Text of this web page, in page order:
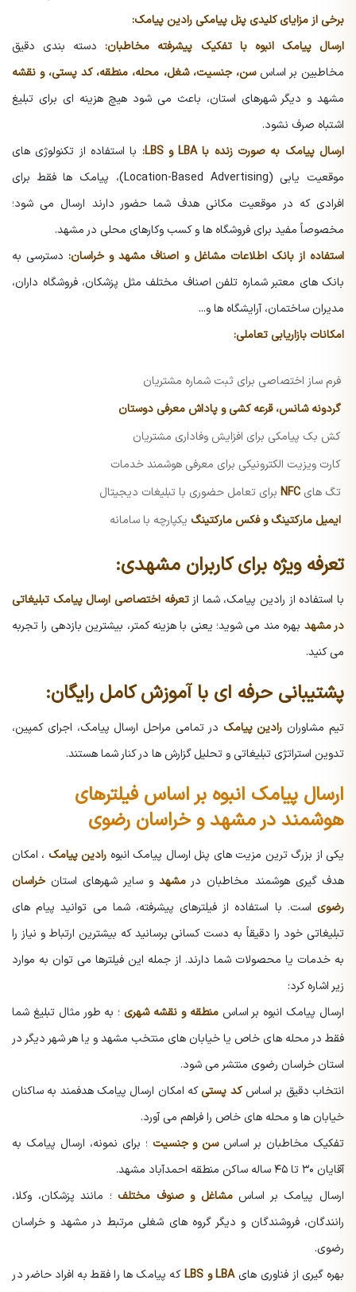
برخی از مزایای کلیدی پنل پیامکی رادین پیامک:
ارسال پیامک انبوه با تفکیک پیشرفته مخاطبان: دسته بندی دقیق
مخاطبین بر اساسسن، جنسیت، شغل، محله، منطقه، کد پستی، و نقشه
مشهد و دیگر شهرهای استان، باعث می شود هیچ هزینه ای برای تبلیغ
اشتباه صرف نشود.
ارسال پیامک به صورت زنده با LBA و LBS:
با استفاده از تکنولوژی های
موقعیت یابی (Location-Based Advertising)، پیامک ها فقط برای
افرادی که در موقعیت مکانی هدف شما حضور دارند ارسال می شود؛
مخصوصاً مفید برای فروشگاه ها و کسب وکارهای محلی در مشهد.
استفاده از بانک اطلاعات مشاغل و اصناف مشهد و خراسان: دسترسی به
بانک های معتبر شماره تلفن اصناف مختلف مثل پزشکان، فروشگاه داران،
مدیران ساختمان، آرایشگاه ها و...
امکانات بازاریابی تعاملی:
فرم ساز اختصاصی برای ثبت شماره مشتریان
گردونه شانس، قرعه کشی و پاداش معرفی دوستان
کش بک پیامکی برای افزایش وفاداری مشتریان
کارت ویزیت الکترونیکی برای معرفی هوشمند خدمات
تگ های NFC برای تعامل حضوری با تبلیغات دیجیتال
ایمیل مارکتینگ و فکس مارکتینگ یکپارچه با سامانه
تعرفه ویژه برای کاربران مشهدی:
با استفاده از رادین پیامک، شما ازتعرفه اختصاصی ارسال پیامک تبلیغاتی
در مشهد بهره مند می شوید؛ یعنی با هزینه کمتر، بیشترین بازدهی را تجربه
می کنید.
پشتیبانی حرفه ای با آموزش کامل رایگان:
تیم مشاوران رادین پیامک در تمامی مراحل ارسال پیامک، اجرای کمپین،
تدوین استراتژی تبلیغاتی و تحلیل گزارش ها در کنار شما هستند.
ارسال پیامک انبوه بر اساس فیلترهای
هوشمند در مشهد و خراسان رضوی
یکی از بزرگ ترین مزیت های پنل ارسال پیامک انبوه رادین پیامک ، امکان
هدف گیری هوشمند مخاطبان در مشهد و سایر شهرهای استان خراسان
رضوی است. با استفاده از فیلترهای پیشرفته، شما می توانید پیام های
تبلیغاتی خود را دقیقاً به دست کسانی برسانید که بیشترین ارتباط و نیاز را
به خدمات یا محصولات شما دارند. از جمله این فیلترها می توان به موارد
زیر اشاره کرد:
ارسال پیامک انبوه بر اساسمنطقه و نقشه شهری ؛ به طور مثال تبلیغ شما
فقط در محله های خاص یا خیابان های منتخب مشهد و یا هر شهر دیگر در
استان خراسان رضوی منتشر می شود.
انتخاب دقیق بر اساسکد پستیکه امکان ارسال پیامک هدفمند به ساکنان
خیابان ها و محله های خاص را فراهم می آورد.
تفکیک مخاطبان بر اساسسن و جنسیت ؛ برای نمونه، ارسال پیامک به
آقایان ۳۰ تا ۴۵ ساله ساکن منطقه احمدآباد مشهد.
ارسال پیامک بر اساسمشاغل و صنوف مختلف ؛ مانند پزشکان، وکلا،
رانندگان، فروشندگان و دیگر گروه های شغلی مرتبط در مشهد و خراسان
رضوی.
بهره گیری از فناوری هایLBA و LBS
که پیامک ها را فقط به افراد حاضر در